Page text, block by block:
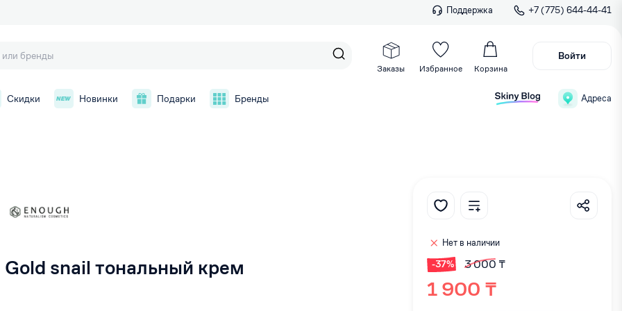
Поддержка +7 (775) 644-44-41
Заказы Избранное Корзина
Войти
Скидки Новинки Подарки Бренды Адреса
Gold snail тональный крем
Нет в наличии
-37%
3 000 ₸
1 900 ₸